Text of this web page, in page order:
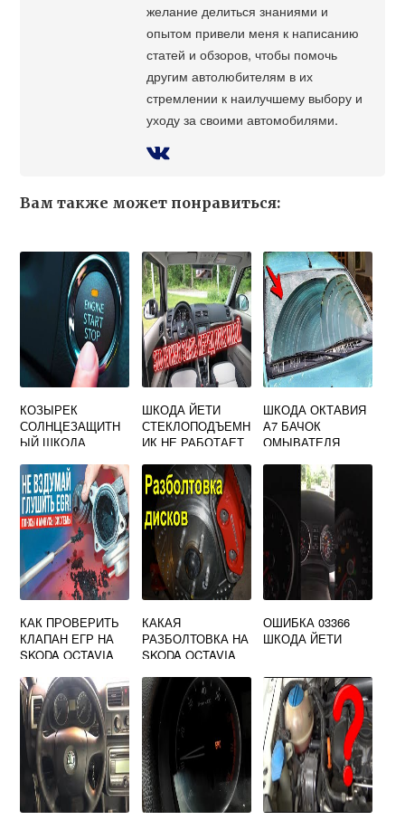
желание делиться знаниями и
опытом привели меня к написанию
статей и обзоров, чтобы помочь
другим автолюбителям в их
стремлении к наилучшему выбору и
уходу за своими автомобилями.
Вам также может понравиться:
КОЗЫРЕК
СОЛНЦЕЗАЩИТН
ЫЙ ШКОДА
ШКОДА ЙЕТИ
СТЕКЛОПОДЪЕМН
ИК НЕ РАБОТАЕТ
ШКОДА ОКТАВИЯ
А7 БАЧОК
ОМЫВАТЕЛЯ
КАК ПРОВЕРИТЬ
КЛАПАН ЕГР НА
SKODA OCTAVIA
КАКАЯ
РАЗБОЛТОВКА НА
SKODA OCTAVIA
ОШИБКА 03366
ШКОДА ЙЕТИ